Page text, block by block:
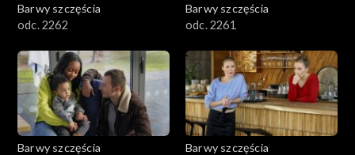
Barwy szczęścia
odc. 2262
Barwy szczęścia
odc. 2261
Barwy szczęścia
Barwy szczęścia